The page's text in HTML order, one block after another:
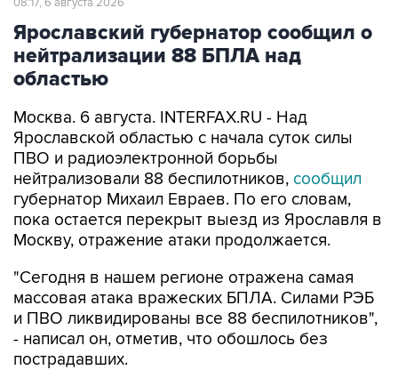
Ярославский губернатор сообщил о
нейтрализации 88 БПЛА над
областью
Москва. 6 августа. INTERFAX.RU - Над
Ярославской областью с начала суток силы
ПВО и радиоэлектронной борьбы
нейтрализовали 88 беспилотников, сообщил
губернатор Михаил Евраев. По его словам,
пока остается перекрыт выезд из Ярославля в
Москву, отражение атаки продолжается.
"Сегодня в нашем регионе отражена самая
массовая атака вражеских БПЛА. Силами РЭБ
и ПВО ликвидированы все 88 беспилотников",
- написал он, отметив, что обошлось без
пострадавших.